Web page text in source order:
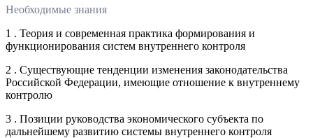
Необходимые знания
1 . Теория и современная практика формирования и
функционирования систем внутреннего контроля
2 . Существующие тенденции изменения законодательства
Российской Федерации, имеющие отношение к внутреннему
контролю
3 . Позиции руководства экономического субъекта по
дальнейшему развитию системы внутреннего контроля